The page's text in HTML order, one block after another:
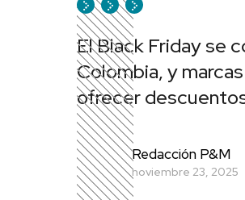
El Black Friday se
Colombia, y
ofrecer
Redacción P&M
noviembre 23, 2025